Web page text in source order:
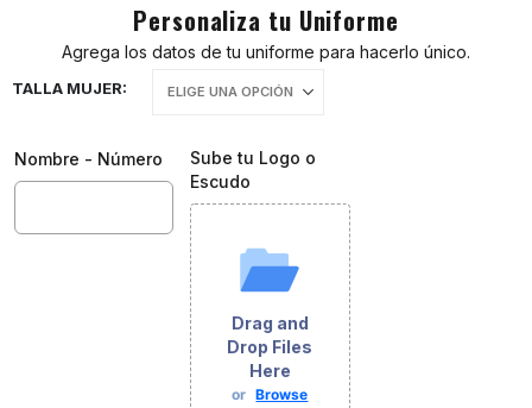
Personaliza tu Uniforme
Agrega los datos de tu uniforme para hacerlo único.
TALLA MUJER
Nombre - Número
Sube tu Logo o
Escudo
Drag and
Drop Files
Here
or Browse